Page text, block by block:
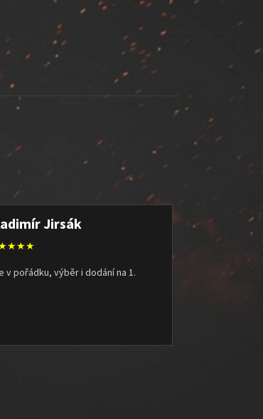
Jirsák
v pořádku, výběr i dodání na 1.